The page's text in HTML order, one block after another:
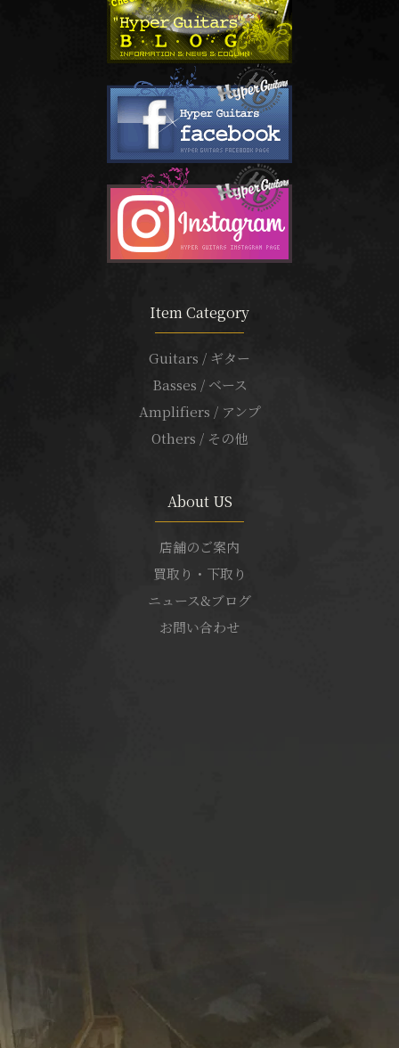
Item Category
Guitars / ギター
Basses / ベース
Amplifiers / アンプ
Others / その他
About US
店舗のご案内
買取り・下取り
ニュース&ブログ
お問い合わせ